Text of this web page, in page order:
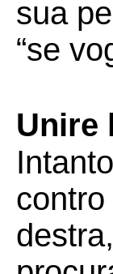
sua
“se
Unire